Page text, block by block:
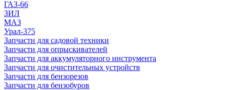
ГАЗ-66
ЗИЛ
МАЗ
Урал-375
Запчасти для садовой техники
Запчасти для опрыскивателей
Запчасти для аккумуляторного инструмента
Запчасти для очистительных устройств
Запчасти для бензорезов
Запчасти для бензобуров